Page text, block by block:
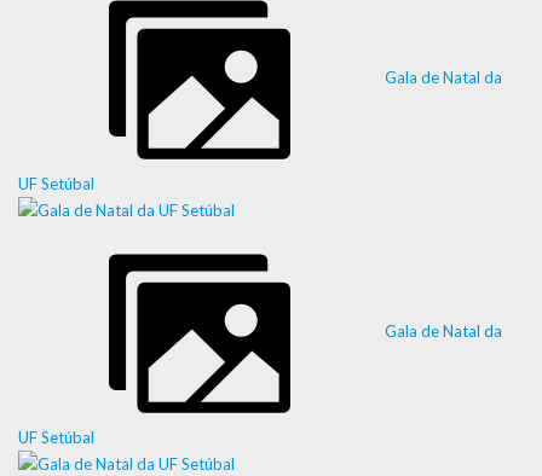
Gala de Natal da
UF Setúbal
Gala de Natal da
UF Setúbal